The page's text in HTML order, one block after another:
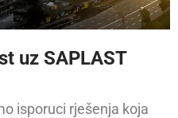
uz SAPLAST
isporuci rješenja koja